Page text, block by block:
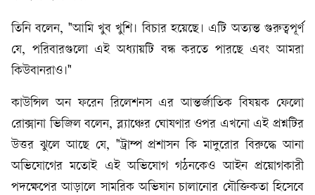
তিনি বলেন, "আমি খুব খুশি। বিচার হয়েছে। এটি অত্যন্ত গুরুত্বপূর্ণ
যে, পরিবারগুলো এই অধ্যায়টি বন্ধ করতে পারছে এবং আমরা
কিউবানরাও।"
কাউন্সিল অন ফরেন রিলেশনস এর আন্তর্জাতিক বিষয়ক ফেলো
রোক্সানা ভিজিল বলেন, ব্ল্যাঞ্চের ঘোষণার ওপর এখনো এই প্রশ্নটির
উত্তর ঝুলে আছে যে, "ট্রাম্প প্রশাসন কি মাদুরোর বিরুদ্ধে আনা
অভিযোগের মতোই এই অভিযোগ গঠনকেও আইন প্রয়োগকারী
পদক্ষেপের আড়ালে সামরিক অভিযান চালানোর যৌক্তিকতা হিসেবে